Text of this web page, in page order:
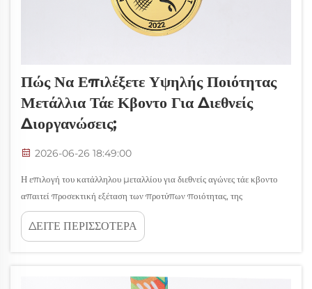
Πώς Να Επιλέξετε Υψηλής Ποιότητας
Μετάλλια Τάε Κβοντο Για Διεθνείς
Διοργανώσεις;
2026-06-26 18:49:00
Η επιλογή του κατάλληλου μεταλλίου για διεθνείς αγώνες τάε κβοντο
απαιτεί προσεκτική εξέταση των προτύπων ποιότητας, της
αυθεντικότητας του σχεδιασμού και των κανονισμών των αγώνων. Το
μετάλλιο που επιλέγετε αντιπροσωπεύει όχι απλώς μια διάκριση, αλλά
ενσωματώνει και την εξοχότητα της...
ΔΕΙΤΕ ΠΕΡΙΣΣΟΤΕΡΑ